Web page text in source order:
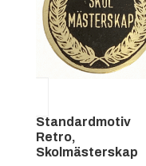
Standardmotiv
Retro,
Skolmästerskap